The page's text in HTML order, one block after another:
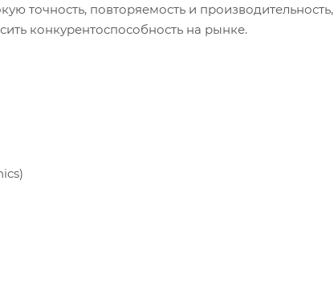
точность, повторяемость и производительность,
конкурентоспособность на рынке.